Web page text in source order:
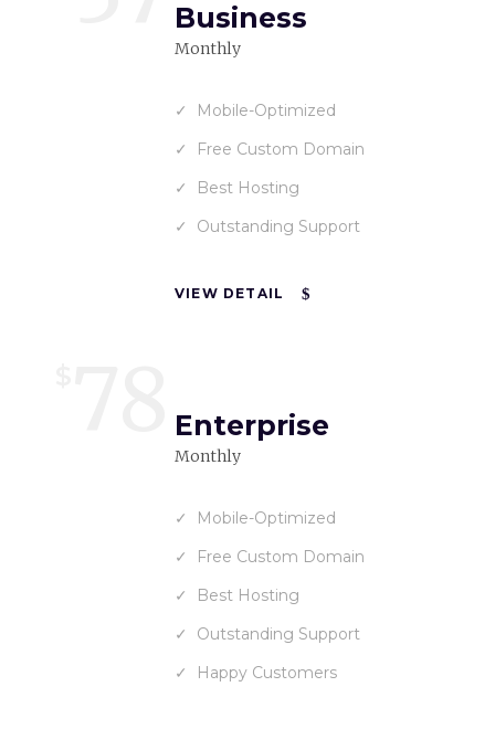
Business
Monthly
Mobile-Optimized
Free Custom Domain
Best Hosting
Outstanding Support
VIEW DETAIL
Enterprise
Monthly
Mobile-Optimized
Free Custom Domain
Best Hosting
Outstanding Support
Happy Customers